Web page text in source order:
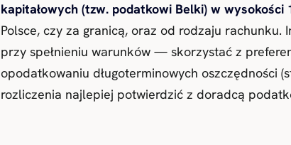
kapitałowych (tzw. podatkowi Belki) w wysokości
Polsce, czy za granicą, oraz od rodzaju
przy spełnieniu warunków — skorzystać z
opodatkowaniu długoterminowych oszczędności
rozliczenia najlepiej potwierdzić z doradcą